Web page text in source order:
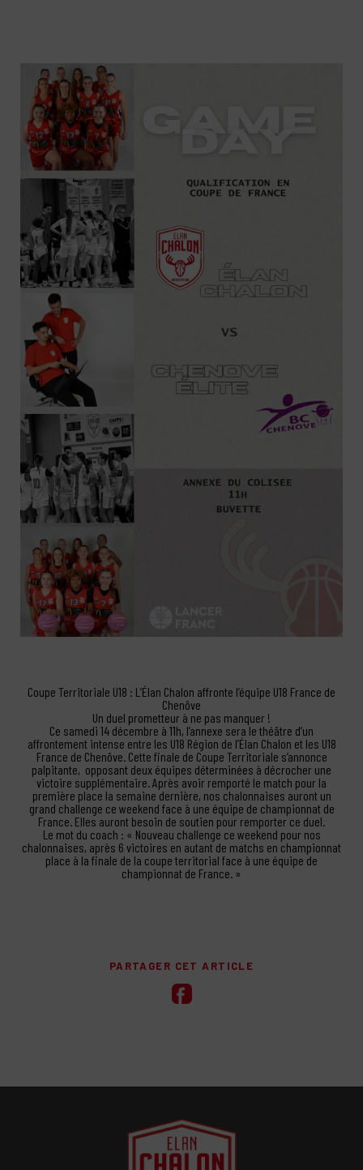
Coupe Territoriale U18 : L’Élan Chalon affronte l’équipe U18 France de
Chenôve
Un duel prometteur à ne pas manquer !
Ce samedi 14 décembre à 11h, l’annexe sera le théâtre d’un
affrontement intense entre les U18 Région de l’Élan Chalon et les U18
France de Chenôve. Cette finale de Coupe Territoriale s’annonce
palpitante, opposant deux équipes déterminées à décrocher une
victoire supplémentaire. Après avoir remporté le match pour la
première place la semaine dernière, nos chalonnaises auront un
grand challenge ce weekend face à une équipe de championnat de
France. Elles auront besoin de soutien pour remporter ce duel.
Le mot du coach : « Nouveau challenge ce weekend pour nos
chalonnaises, après 6 victoires en autant de matchs en championnat
place à la finale de la coupe territorial face à une équipe de
championnat de France. »
PARTAGER CET ARTICLE